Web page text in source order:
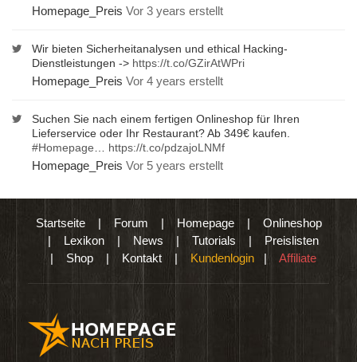
Homepage_Preis Vor 3 years erstellt
Wir bieten Sicherheitanalysen und ethical Hacking-
Dienstleistungen -> https://t.co/GZirAtWPri
Homepage_Preis Vor 4 years erstellt
Suchen Sie nach einem fertigen Onlineshop für Ihren
Lieferservice oder Ihr Restaurant? Ab 349€ kaufen.
#Homepage
https://t.co/pdzajoLNMf
Homepage_Preis Vor 5 years erstellt
Startseite| Forum | Homepage| Onlineshop
| Lexikon | News | Tutorials | Preislisten
| Shop | Kontakt | Kundenlogin | Affiliate